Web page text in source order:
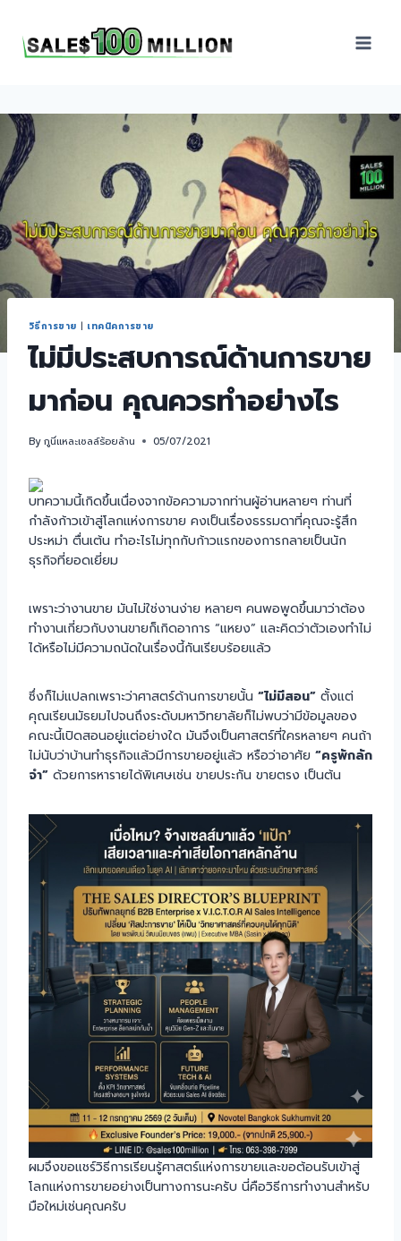
วิธีการขาย | เทคนิคการขาย
ไม่มีประสบการณ์ด้านการขาย
มาก่อน คุณควรทำอย่างไร
Byกูนี่แหละเซลล์ร้อยล้าน 05/07/2021
บทความนี้เกิดขึ้นเนื่องจากข้อความจากท่านผู้อ่านหลายๆ ท่านที่
กำลังก้าวเข้าสู่โลกแห่งการขาย คงเป็นเรื่องธรรมดาที่คุณจะรู้สึก
ประหม่า ตื่นเต้น ทำอะไรไม่ทุกกับก้าวแรกของการกลายเป็นนัก
ธุรกิจที่ยอดเยี่ยม
เพราะว่างานขาย มันไม่ใช่งานง่าย หลายๆ คนพอพูดขึ้นมาว่าต้อง
ทำงานเกี่ยวกับงานขายก็เกิดอาการ “แหยง” และคิดว่าตัวเองทำไม่
ได้หรือไม่มีความถนัดในเรื่องนี้กันเรียบร้อยแล้ว
ซึ่งก็ไม่แปลกเพราะว่าศาสตร์ด้านการขายนั้น “ไม่มีสอน” ตั้งแต่
คุณเรียนมัธยมไปจนถึงระดับมหาวิทยาลัยก็ไม่พบว่ามีข้อมูลของ
คณะนี้เปิดสอนอยู่แต่อย่างใด มันจึงเป็นศาสตร์ที่ใครหลายๆ คนถ้า
ไม่นับว่าบ้านทำธุรกิจแล้วมีการขายอยู่แล้ว หรือว่าอาศัย “ครูพักลัก
จำ” ด้วยการหารายได้พิเศษเช่น ขายประกัน ขายตรง เป็นต้น
ผมจึงขอแชร์วิธีการเรียนรู้ศาสตร์แห่งการขายและขอต้อนรับเข้าสู่
โลกแห่งการขายอย่างเป็นทางการนะครับ นี่คือวิธีการทำงานสำหรับ
มือใหม่เช่นคุณครับ